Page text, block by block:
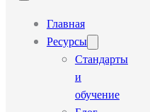
Главная
Ресурсы
Стандарты
и
обучение